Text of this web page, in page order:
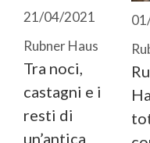
21/04/2021
Rubner Haus
Tra noci,
castagni e i
resti di
un’antica